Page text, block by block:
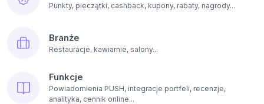
Punkty, pieczątki, cashback, kupony, rabaty, nagrody...
Branże
Restauracje, kawiarnie, salony...
Funkcje
Powiadomienia PUSH, integracje portfeli, recenzje,
analityka, cennik online...